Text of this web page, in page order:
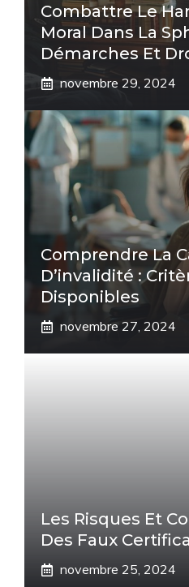
Combattre Le
Moral Dans La
Démarches Et
novembre 29, 2024
Comprendre La
D’invalidité :
Disponibles
novembre 27, 2024
Les Risques Et
Des Faux
novembre 25, 2024